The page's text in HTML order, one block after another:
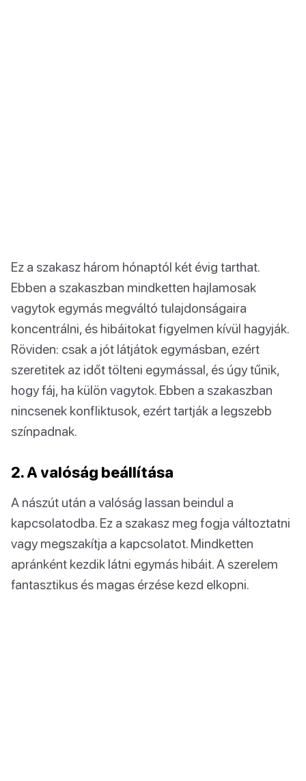
Ez a szakasz három hónaptól két évig tarthat.
Ebben a szakaszban mindketten hajlamosak
vagytok egymás megváltó tulajdonságaira
koncentrálni, és hibáitokat figyelmen kívül hagyják.
Röviden: csak a jót látjátok egymásban, ezért
szeretitek az időt tölteni egymással, és úgy tűnik,
hogy fáj, ha külön vagytok. Ebben a szakaszban
nincsenek konfliktusok, ezért tartják a legszebb
színpadnak.
2. A valóság beállítása
A nászút után a valóság lassan beindul a
kapcsolatodba. Ez a szakasz meg fogja változtatni
vagy megszakítja a kapcsolatot. Mindketten
apránként kezdik látni egymás hibáit. A szerelem
fantasztikus és magas érzése kezd elkopni.